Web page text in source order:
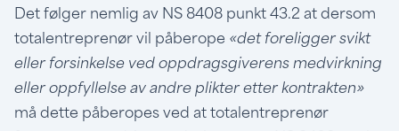
Det følger nemlig av NS 8408 punkt 43.2 at dersom
totalentreprenør vil påberope «det foreligger svikt
eller forsinkelse ved oppdragsgiverens medvirkning
eller oppfyllelse av andre plikter etter kontrakten»
må dette påberopes ved at totalentreprenør